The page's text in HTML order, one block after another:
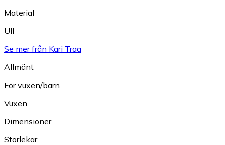
Material
Ull
Se mer från Kari Traa
Allmänt
För vuxen/barn
Vuxen
Dimensioner
Storlekar